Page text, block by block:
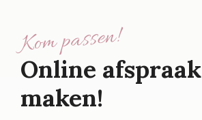
Kom passen!
Online afspraak
maken!